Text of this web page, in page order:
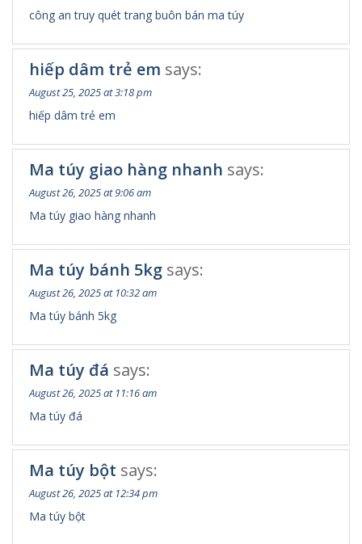
công an truy quét trang buôn bán ma túy
hiếp dâm trẻ em says:
August 25, 2025 at 3:18 pm
hiếp dâm trẻ em
Ma túy giao hàng nhanh says:
August 26, 2025 at 9:06 am
Ma túy giao hàng nhanh
Ma túy bánh 5kg says:
August 26, 2025 at 10:32 am
Ma túy bánh 5kg
Ma túy đá says:
August 26, 2025 at 11:16 am
Ma túy đá
Ma túy bột says:
August 26, 2025 at 12:34 pm
Ma túy bột